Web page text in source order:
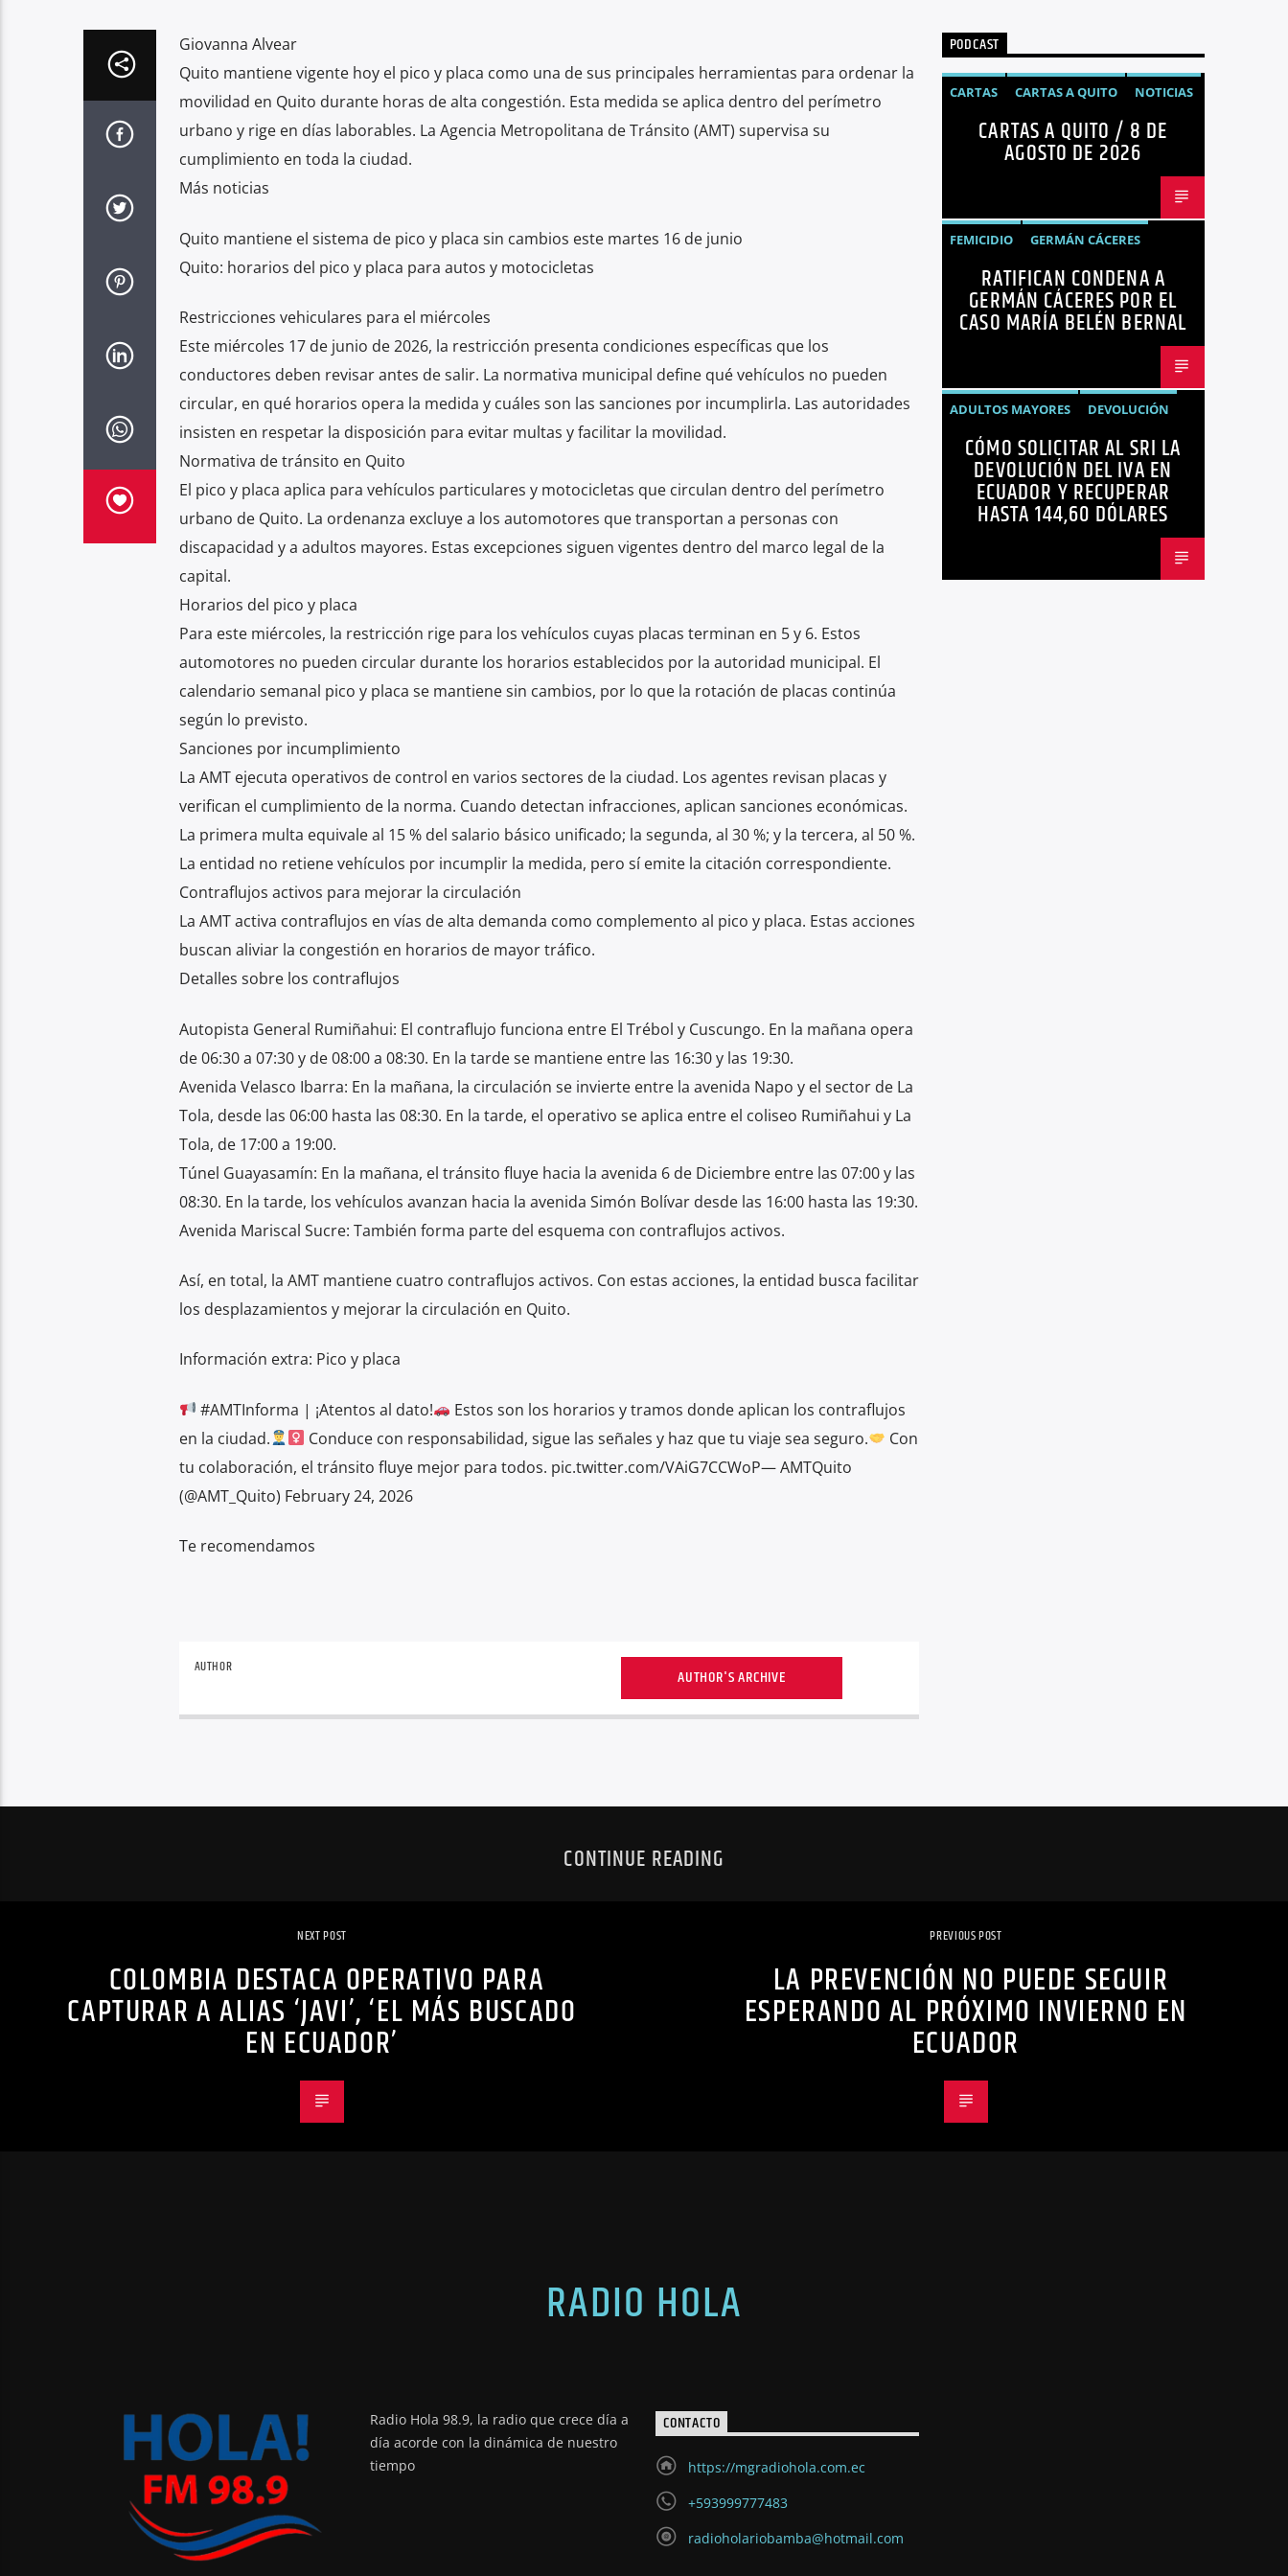
Giovanna Alvear
Quito mantiene vigente hoy el pico y placa como una de sus principales herramientas para ordenar la
movilidad en Quito durante horas de alta congestión. Esta medida se aplica dentro del perímetro
urbano y rige en días laborables. La Agencia Metropolitana de Tránsito (AMT) supervisa su
cumplimiento en toda la ciudad.
Más noticias
Quito mantiene el sistema de pico y placa sin cambios este martes 16 de junio
Quito: horarios del pico y placa para autos y motocicletas
Restricciones vehiculares para el miércoles
Este miércoles 17 de junio de 2026, la restricción presenta condiciones específicas que los
conductores deben revisar antes de salir. La normativa municipal define qué vehículos no pueden
circular, en qué horarios opera la medida y cuáles son las sanciones por incumplirla. Las autoridades
insisten en respetar la disposición para evitar multas y facilitar la movilidad.
Normativa de tránsito en Quito
El pico y placa aplica para vehículos particulares y motocicletas que circulan dentro del perímetro
urbano de Quito. La ordenanza excluye a los automotores que transportan a personas con
discapacidad y a adultos mayores. Estas excepciones siguen vigentes dentro del marco legal de la
capital.
Horarios del pico y placa
Para este miércoles, la restricción rige para los vehículos cuyas placas terminan en 5 y 6. Estos
automotores no pueden circular durante los horarios establecidos por la autoridad municipal. El
calendario semanal pico y placa se mantiene sin cambios, por lo que la rotación de placas continúa
según lo previsto.
Sanciones por incumplimiento
La AMT ejecuta operativos de control en varios sectores de la ciudad. Los agentes revisan placas y
verifican el cumplimiento de la norma. Cuando detectan infracciones, aplican sanciones económicas.
La primera multa equivale al 15 % del salario básico unificado; la segunda, al 30 %; y la tercera, al 50 %.
La entidad no retiene vehículos por incumplir la medida, pero sí emite la citación correspondiente.
Contraflujos activos para mejorar la circulación
La AMT activa contraflujos en vías de alta demanda como complemento al pico y placa. Estas acciones
buscan aliviar la congestión en horarios de mayor tráfico.
Detalles sobre los contraflujos
Autopista General Rumiñahui: El contraflujo funciona entre El Trébol y Cuscungo. En la mañana opera
de 06:30 a 07:30 y de 08:00 a 08:30. En la tarde se mantiene entre las 16:30 y las 19:30.
Avenida Velasco Ibarra: En la mañana, la circulación se invierte entre la avenida Napo y el sector de La
Tola, desde las 06:00 hasta las 08:30. En la tarde, el operativo se aplica entre el coliseo Rumiñahui y La
Tola, de 17:00 a 19:00.
Túnel Guayasamín: En la mañana, el tránsito fluye hacia la avenida 6 de Diciembre entre las 07:00 y las
08:30. En la tarde, los vehículos avanzan hacia la avenida Simón Bolívar desde las 16:00 hasta las 19:30.
Avenida Mariscal Sucre: También forma parte del esquema con contraflujos activos.
Así, en total, la AMT mantiene cuatro contraflujos activos. Con estas acciones, la entidad busca facilitar
los desplazamientos y mejorar la circulación en Quito.
Información extra: Pico y placa
#AMTInforma | ¡Atentos al dato!
Estos son los horarios y tramos donde aplican los contraflujos
en la ciudad.
Conduce con responsabilidad, sigue las señales y haz que tu viaje sea seguro.
Con
tu colaboración, el tránsito fluye mejor para todos. pic.twitter.com/VAiG7CCWoP— AMTQuito
(@AMT_Quito) February 24, 2026
Te recomendamos
AUTHOR AUTHOR'S ARCHIVE
PODCAST
CARTAS CARTAS A QUITO
NOTICIAS
OPINIÓNCARTAS A QUITO / 8 DE
AGOSTO DE 2026
FEMICIDIO
GERMÁN CÁCERES
MARÍA BELÉN BERNAL
NOTICIAS
SEGURIDAD
RATIFICAN CONDENA A
GERMÁN CÁCERES POR EL
CASO MARÍA BELÉN BERNAL
ADULTOS MAYORES
DEVOLUCIÓN
ECUADOR
NEGOCIOS
NOTICIAS
PERSONAS CON DISCAPACIDAD
CÓMO SOLICITAR AL SRI LA
DEVOLUCIÓN DEL IVA EN
ECUADOR Y RECUPERAR
HASTA 144,60 DÓLARES
CONTINUE READING
NEXT POST
COLOMBIA DESTACA OPERATIVO PARA
CAPTURAR A ALIAS ‘JAVI’, ‘EL MÁS BUSCADO
EN ECUADOR’
PREVIOUS POST
LA PREVENCIÓN NO PUEDE SEGUIR
ESPERANDO AL PRÓXIMO INVIERNO EN
ECUADOR
RADIO HOLA
Radio Hola 98.9, la radio que crece día a
día acorde con la dinámica de nuestro
tiempo
CONTACTO
https://mgradiohola.com.ec
+593999777483
radioholariobamba@hotmail.com